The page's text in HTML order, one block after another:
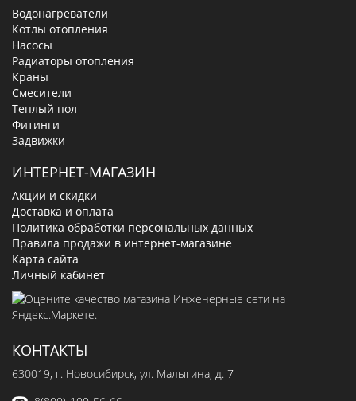
Водонагреватели
Котлы отопления
Насосы
Радиаторы отопления
Краны
Смесители
Теплый пол
Фитинги
Задвижки
ИНТЕРНЕТ-МАГАЗИН
Акции и скидки
Доставка и оплата
Политика обработки персональных данных
Правила продажи в интернет-магазине
Карта сайта
Личный кабинет
КОНТАКТЫ
630019, г. Новосибирск, ул. Малыгина, д. 7